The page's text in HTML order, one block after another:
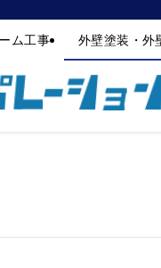
の方で初めての外壁塗装
ム工事 外壁塗装・外